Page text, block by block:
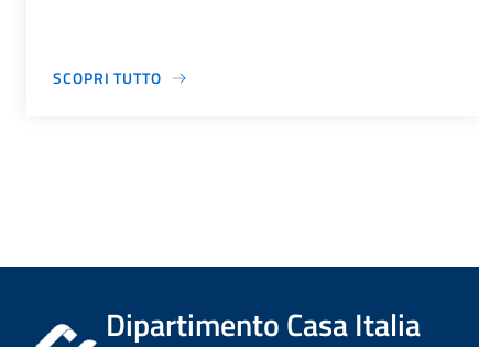
SCOPRI TUTTO
Dipartimento Casa Italia